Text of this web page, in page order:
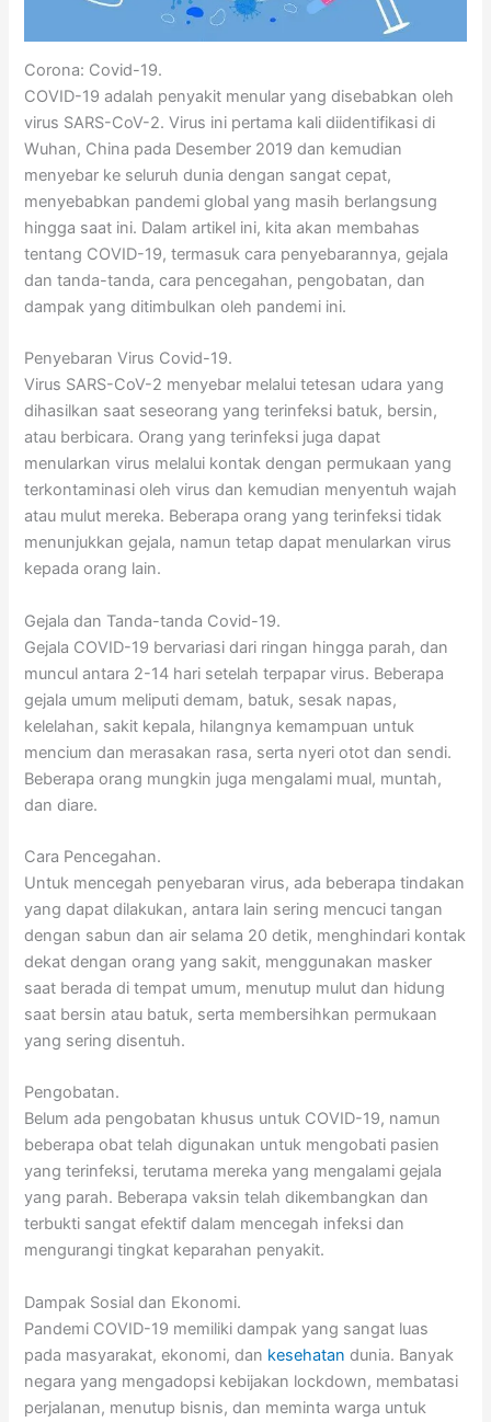
Corona: Covid-19.
COVID-19 adalah penyakit menular yang disebabkan oleh
virus SARS-CoV-2. Virus ini pertama kali diidentifikasi di
Wuhan, China pada Desember 2019 dan kemudian
menyebar ke seluruh dunia dengan sangat cepat,
menyebabkan pandemi global yang masih berlangsung
hingga saat ini. Dalam artikel ini, kita akan membahas
tentang COVID-19, termasuk cara penyebarannya, gejala
dan tanda-tanda, cara pencegahan, pengobatan, dan
dampak yang ditimbulkan oleh pandemi ini.
Penyebaran Virus Covid-19.
Virus SARS-CoV-2 menyebar melalui tetesan udara yang
dihasilkan saat seseorang yang terinfeksi batuk, bersin,
atau berbicara. Orang yang terinfeksi juga dapat
menularkan virus melalui kontak dengan permukaan yang
terkontaminasi oleh virus dan kemudian menyentuh wajah
atau mulut mereka. Beberapa orang yang terinfeksi tidak
menunjukkan gejala, namun tetap dapat menularkan virus
kepada orang lain.
Gejala dan Tanda-tanda Covid-19.
Gejala COVID-19 bervariasi dari ringan hingga parah, dan
muncul antara 2-14 hari setelah terpapar virus. Beberapa
gejala umum meliputi demam, batuk, sesak napas,
kelelahan, sakit kepala, hilangnya kemampuan untuk
mencium dan merasakan rasa, serta nyeri otot dan sendi.
Beberapa orang mungkin juga mengalami mual, muntah,
dan diare.
Cara Pencegahan.
Untuk mencegah penyebaran virus, ada beberapa tindakan
yang dapat dilakukan, antara lain sering mencuci tangan
dengan sabun dan air selama 20 detik, menghindari kontak
dekat dengan orang yang sakit, menggunakan masker
saat berada di tempat umum, menutup mulut dan hidung
saat bersin atau batuk, serta membersihkan permukaan
yang sering disentuh.
Pengobatan.
Belum ada pengobatan khusus untuk COVID-19, namun
beberapa obat telah digunakan untuk mengobati pasien
yang terinfeksi, terutama mereka yang mengalami gejala
yang parah. Beberapa vaksin telah dikembangkan dan
terbukti sangat efektif dalam mencegah infeksi dan
mengurangi tingkat keparahan penyakit.
Dampak Sosial dan Ekonomi.
Pandemi COVID-19 memiliki dampak yang sangat luas
pada masyarakat, ekonomi, dan kesehatan dunia. Banyak
negara yang mengadopsi kebijakan lockdown, membatasi
perjalanan, menutup bisnis, dan meminta warga untuk